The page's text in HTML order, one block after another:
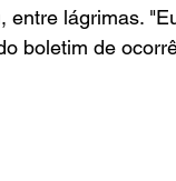
entre lágrimas.
boletim de